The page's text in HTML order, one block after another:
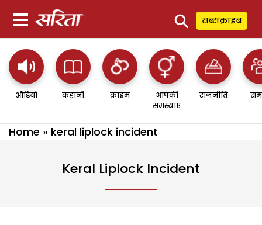
⚲ सब्सक्राइब
ऑडियो कहानी क्राइम
आपकी
समस्याएं
राजनीति
Home » keral liplock incident
Keral Liplock Incident